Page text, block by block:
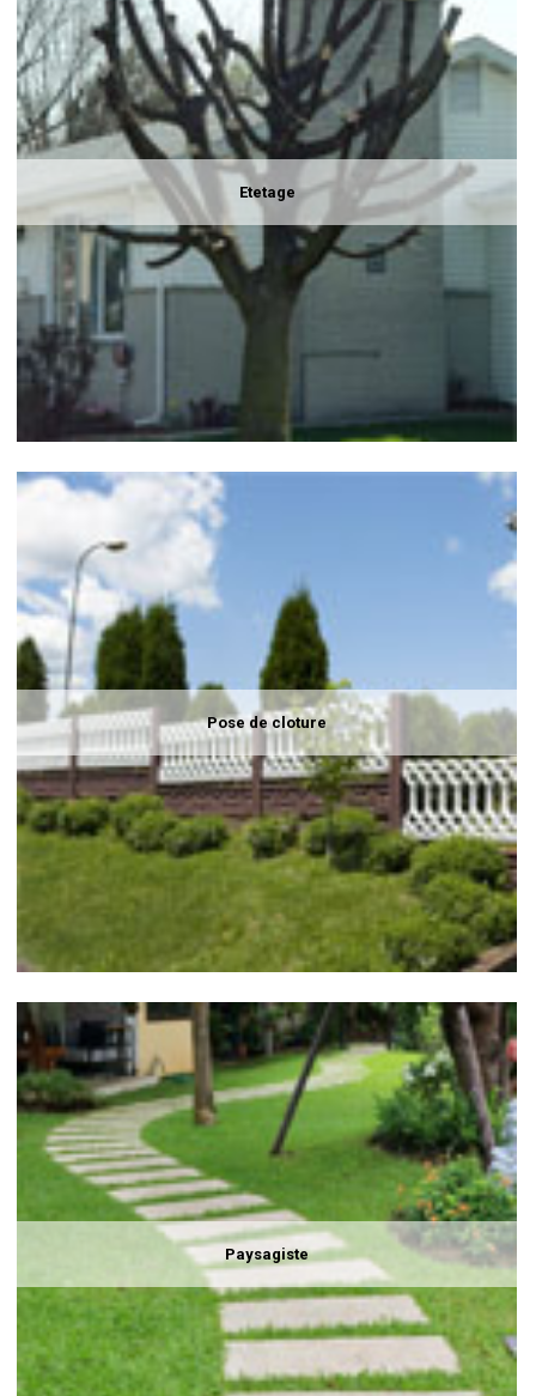
Etetage
Pose de cloture
Paysagiste